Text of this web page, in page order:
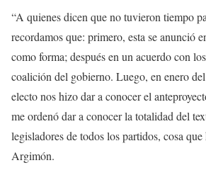
“A quienes dicen que no tuvieron tiempo
recordamos que: primero, esta se anunció
como forma; después en un acuerdo con
coalición del gobierno. Luego, en enero
electo nos hizo dar a conocer el
me ordenó dar a conocer la totalidad del
legisladores de todos los partidos, cosa
Argimón.